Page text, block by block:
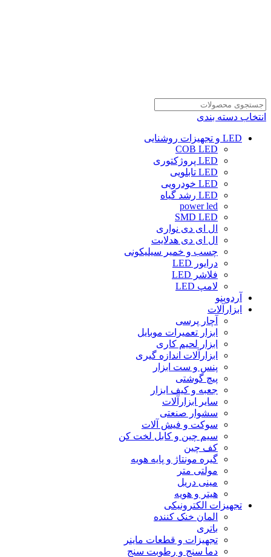
انتخاب دسته بندی
LED و تجهیزات روشنایی
COB LED
LED پروژکتوری
LED تابلویی
LED خودرویی
LED رشد گیاه
power led
SMD LED
ال ای دی نواری
ال ای دی هدلایت
چسب و خمیر سیلیکونی
درایور LED
فلاشر LED
لامپ LED
آردوینو
ابزارآلات
آچار پرسی
ابزار تعمیرات موبایل
ابزار لحیم کاری
ابزارآلات اندازه گیری
پنس و ست ابزار
پیچ گوشتی
جعبه و کیف ابزار
سایر ابزارآلات
سشوار صنعتی
سوکت و فیش آلات
سیم چین و کابل لخت کن
کف چین
گیره مونتاژ و پایه هویه
مولتی متر
مینی دریل
هیتر و هویه
تجهیزات الکترونیکی
المان خنک کننده
باتری
تجهیزات و قطعات ماینر
دما سنج و رطوبت سنج